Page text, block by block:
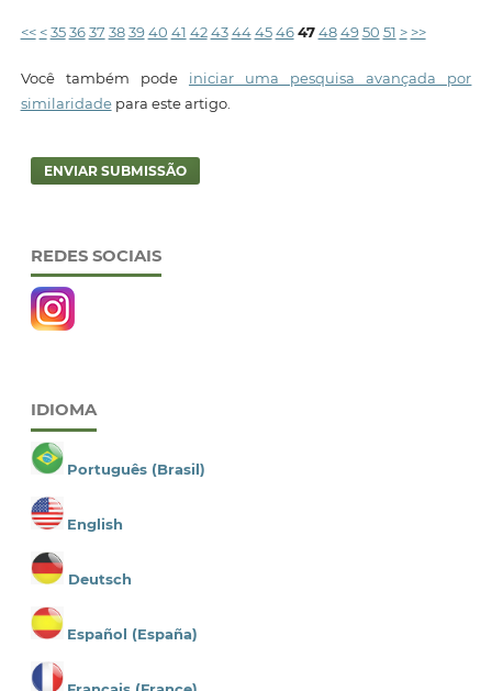
<< < 35 36 37 38 39 40 41 42 43 44 45 46 47 48 49 50 51 > >>
Você também pode iniciar uma pesquisa avançada por
similaridadepara este artigo.
ENVIAR SUBMISSÃO
REDES SOCIAIS
IDIOMA
Português (Brasil)
English
Deutsch
Español (España)